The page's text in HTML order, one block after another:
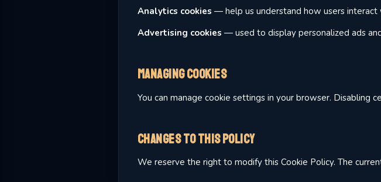
Analytics cookies — help us understand how users
Advertising cookies — used to display personalized ads
Managing Cookies
You can manage cookie settings in your browser. Disabling
Changes to This Policy
We reserve the right to modify this Cookie Policy. The